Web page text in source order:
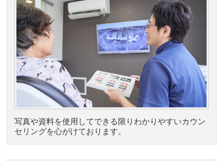
写真や資料を使用してできる限りわかりやすいカウン
セリングを心がけております。